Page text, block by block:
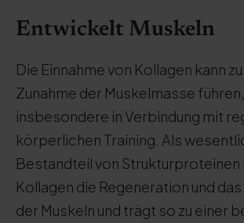
Entwickelt Muskeln
Die Einnahme von Kollagen kann
Zunahme der Muskelmasse führen,
insbesondere in Verbindung mit
körperlichen Training. Als
Bestandteil von
Kollagen die Regeneration und
der Muskeln und trägt so zu einer